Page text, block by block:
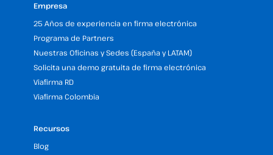
Empresa
25 Años de experiencia en firma electrónica
Programa de Partners
Nuestras Oficinas y Sedes (España y LATAM)
Solicita una demo gratuita de firma electrónica
Viafirma RD
Viafirma Colombia
Recursos
Blog